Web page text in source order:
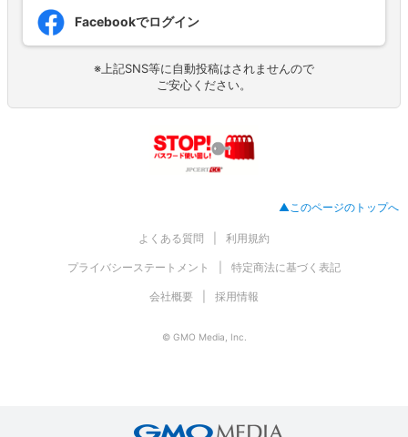
Facebookでログイン
※上記SNS等に自動投稿はされませんので
ご安心ください。
▲このページのトップへ
よくある質問 利用規約
プライバシーステートメント 特定商法に基づく表記
会社概要 採用情報
© GMO Media, Inc.